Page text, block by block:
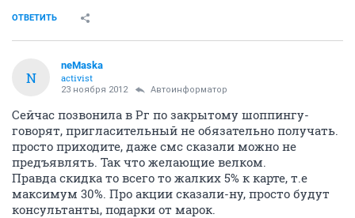
ОТВЕТИТЬ
N
neMaska
activist
23 ноября 2012 Автоинформатор
Сейчас позвонила в Рг по закрытому шоппингу-
говорят, пригласительный не обязательно получать.
просто приходите, даже смс сказали можно не
предъявлять. Так что желающие велком.
Правда скидка то всего то жалких 5% к карте, т.е
максимум 30%. Про акции сказали-ну, просто будут
консультанты, подарки от марок.